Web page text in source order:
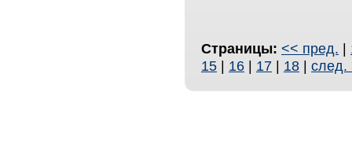
Страницы: << пред. |
15 | 16 | 17 | 18 | след.